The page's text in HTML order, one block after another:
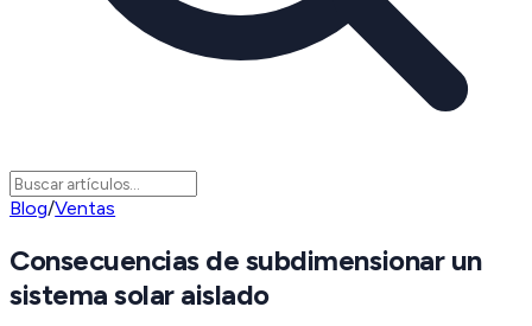
Blog/Ventas
Consecuencias de subdimensionar un
sistema solar aislado